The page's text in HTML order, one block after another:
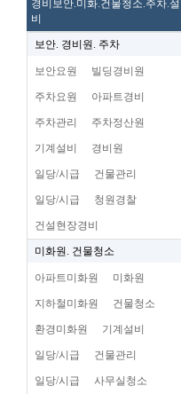
경비보안.미화.건물청소.주차.설
비
보안. 경비원. 주차
보안요원 빌딩경비원
주차요원 아파트경비
주차관리 주차정산원
기계설비 경비원
일당/시급 건물관리
일당/시급 청원경찰
건설현장경비
미화원. 건물청소
아파트미화원 미화원
지하철미화원 건물청소
환경미화원 기계설비
일당/시급 건물관리
일당/시급 사무실청소